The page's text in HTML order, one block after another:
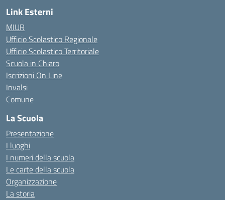
Link Esterni
MIUR
Ufficio Scolastico Regionale
Ufficio Scolastico Territoriale
Scuola in Chiaro
Iscrizioni On Line
Invalsi
Comune
La Scuola
Presentazione
I luoghi
I numeri della scuola
Le carte della scuola
Organizzazione
La storia